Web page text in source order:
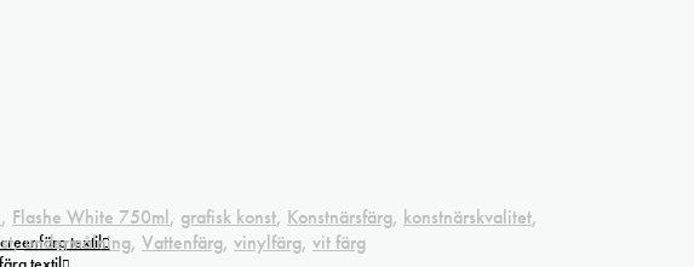
textil
, Flashe White 750ml, grafisk konst, Konstnärsfärg, konstnärskvalitet,
,undermålning, Vattenfärg, vinylfärg, vit färg